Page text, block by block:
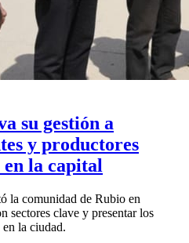
su gestión a
y productores
la capital
la comunidad de Rubio en
sectores clave y presentar los
la ciudad.